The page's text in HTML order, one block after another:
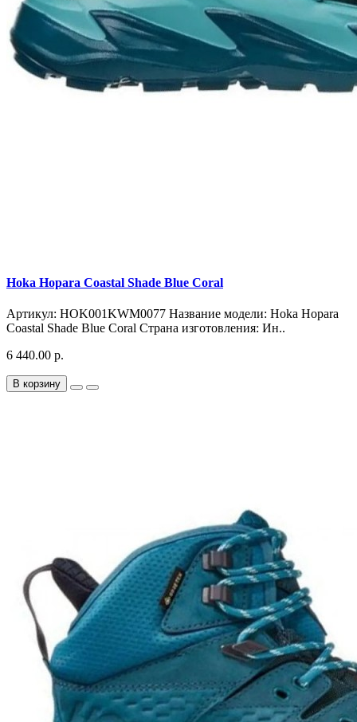
Hoka Hopara Coastal Shade Blue Coral
Артикул: HOK001KWM0077 Название модели: Hoka Hopara
Coastal Shade Blue Coral Страна изготовления: Ин..
6 440.00 р.
В корзину